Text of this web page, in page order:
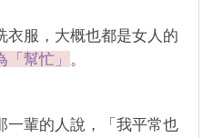
衣服，大概也都是女人的
幫忙」
一輩的人說，「我平常也